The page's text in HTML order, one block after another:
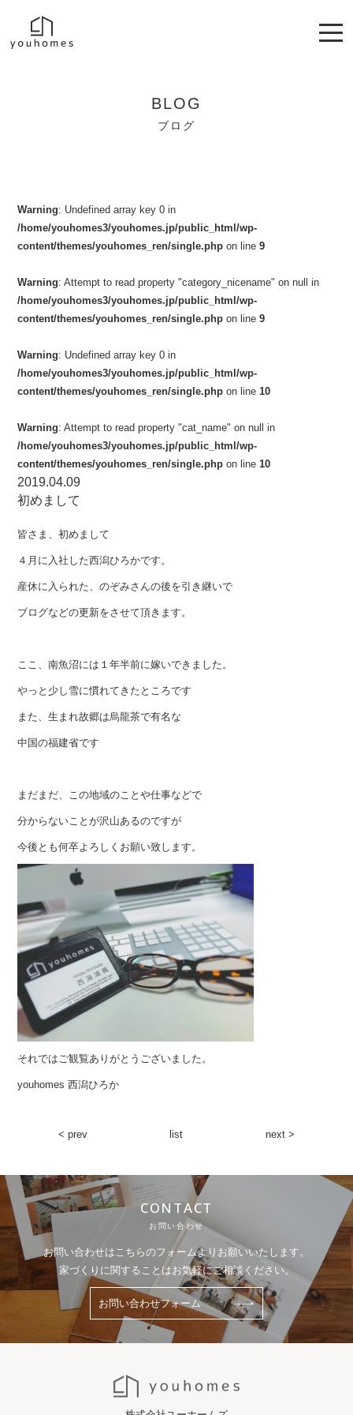
BLOG
ブログ
Warning: Undefined array key 0 in
/home/youhomes3/youhomes.jp/public_html/wp-
content/themes/youhomes_ren/single.php on line9
Warning: Attempt to read property "category_nicename" on null in
/home/youhomes3/youhomes.jp/public_html/wp-
content/themes/youhomes_ren/single.php on line9
Warning: Undefined array key 0 in
/home/youhomes3/youhomes.jp/public_html/wp-
content/themes/youhomes_ren/single.php on line10
Warning: Attempt to read property "cat_name" on null in
/home/youhomes3/youhomes.jp/public_html/wp-
content/themes/youhomes_ren/single.php on line10
2019.04.09
初めまして
皆さま、初めまして
４月に入社した西潟ひろかです。
産休に入られた、のぞみさんの後を引き継いで
ブログなどの更新をさせて頂きます。
ここ、南魚沼には１年半前に嫁いできました。
やっと少し雪に慣れてきたところです
また、生まれ故郷は烏龍茶で有名な
中国の福建省です
まだまだ、この地域のことや仕事などで
分からないことが沢山あるのですが
今後とも何卒よろしくお願い致します。
それではご観覧ありがとうございました。
youhomes 西潟ひろか
< prev list next >
CONTACT
お問い合わせ
お問い合わせはこちらのフォームよりお願いいたします。
家づくりに関することはお気軽にご相談ください。
お問い合わせフォーム